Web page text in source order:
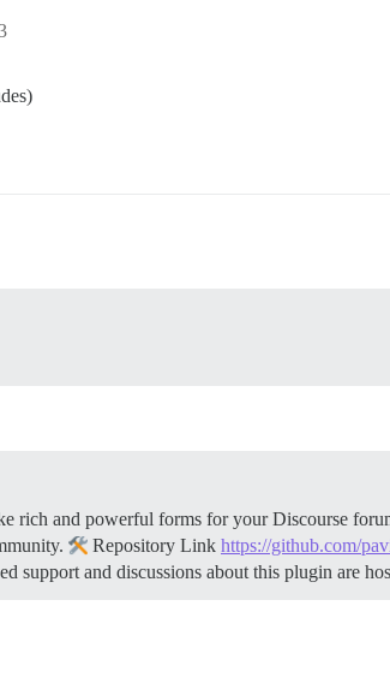
rich and powerful forms for your Discourse
Repository Link https://github.com/
support and discussions about this plugin are